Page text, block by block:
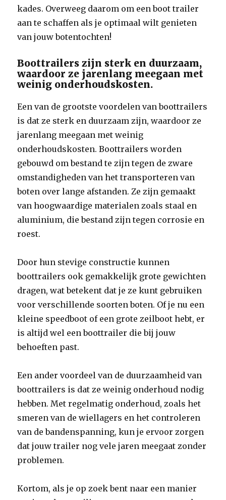
kades. Overweeg daarom om een ​​boot trailer
aan te schaffen als je optimaal wilt genieten
van jouw botentochten!
Boottrailers zijn sterk en duurzaam,
waardoor ze jarenlang meegaan met
weinig onderhoudskosten.
Een van de grootste voordelen van boottrailers
is dat ze sterk en duurzaam zijn, waardoor ze
jarenlang meegaan met weinig
onderhoudskosten. Boottrailers worden
gebouwd om bestand te zijn tegen de zware
omstandigheden van het transporteren van
boten over lange afstanden. Ze zijn gemaakt
van hoogwaardige materialen zoals staal en
aluminium, die bestand zijn tegen corrosie en
roest.
Door hun stevige constructie kunnen
boottrailers ook gemakkelijk grote gewichten
dragen, wat betekent dat je ze kunt gebruiken
voor verschillende soorten boten. Of je nu een
kleine speedboot of een grote zeilboot hebt, er
is altijd wel een boottrailer die bij jouw
behoeften past.
Een ander voordeel van de duurzaamheid van
boottrailers is dat ze weinig onderhoud nodig
hebben. Met regelmatig onderhoud, zoals het
smeren van de wiellagers en het controleren
van de bandenspanning, kun je ervoor zorgen
dat jouw trailer nog vele jaren meegaat zonder
problemen.
Kortom, als je op zoek bent naar een manier